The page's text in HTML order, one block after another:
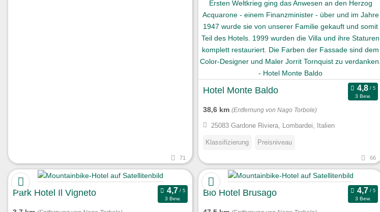
71
Hotel Monte Baldo
3 Bew.
38,6 km (Entfernung von Nago Torbole)
25083 Gardone Riviera, Lombardei, Italien
Klassifizierung Preisniveau
66
Park Hotel Il Vigneto
3 Bew.
Bio Hotel Brusago
3 Bew.